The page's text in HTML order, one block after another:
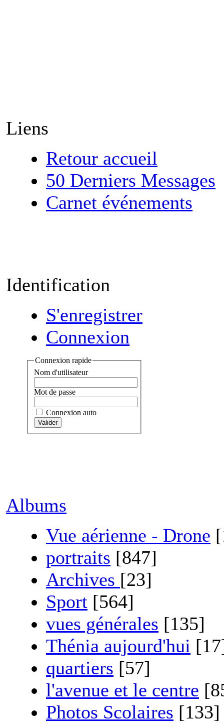
Liens
Retour accueil
50 Derniers Messages
Carnet événements
Identification
S'enregistrer
Connexion
Connexion rapide
Nom d'utilisateur
Mot de passe
Connexion auto
Albums
Vue aérienne - Drone
portraits [847]
Archives [23]
Sport [564]
vues générales [135]
Thénia aujourd'hui
quartiers [57]
l'avenue et le centre
Photos Scolaires [133]